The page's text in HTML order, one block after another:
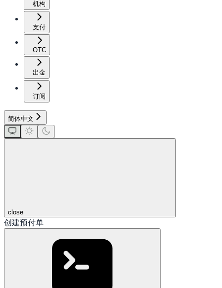
机构
支付
OTC
出金
订阅
简体中文
close
创建预付单